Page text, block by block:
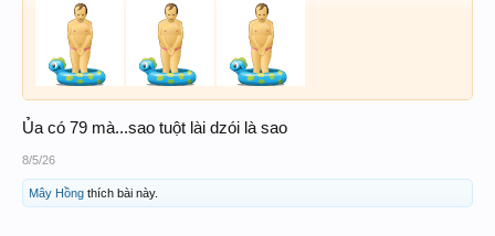
Ủa có 79 mà...sao tuột lài dzói là sao
8/5/26
Mây Hồng thích bài này.